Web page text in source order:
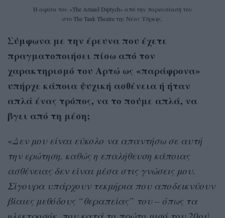
Η αφίσα του «The Artaud Diptych» από την παρουσίασή του
στο The Tank Theatre της Νέας Υόρκης.
Σύμφωνα με την έρευνα που έχετε
πραγματοποιήσει πίσω από τον
χαρακτηρισμό του Αρτώ ως «παράφρονα»
υπήρχε κάποια ψυχική ασθένεια ή ήταν
απλά ένας τρόπος, να το πούμε απλά, να
βγει από τη μέση;
«Δεν μου είναι εύκολο να απαντήσω σε αυτή
την ερώτηση, καθώς η επαλήθευση κάποιας
ασθένειας δεν είναι μέσα στις γνώσεις μου.
Σίγουρα υπάρχουν τεκμήρια που αποδεικνύουν
βίαιες μεθόδους “θεραπείας” του – όπως τα